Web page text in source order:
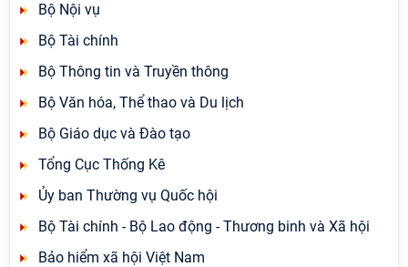
Bộ Nội vụ
Bộ Tài chính
Bộ Thông tin và Truyền thông
Bộ Văn hóa, Thể thao và Du lịch
Bộ Giáo dục và Đào tạo
Tổng Cục Thống Kê
Ủy ban Thường vụ Quốc hội
Bộ Tài chính - Bộ Lao động - Thương binh và Xã hội
Bảo hiểm xã hội Việt Nam